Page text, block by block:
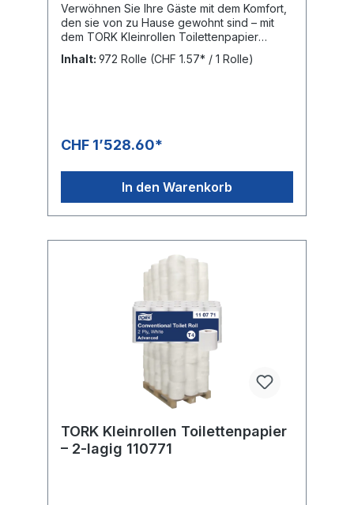
Verwöhnen Sie Ihre Gäste mit dem Komfort,
den sie von zu Hause gewohnt sind – mit
dem TORK Kleinrollen Toilettenpapier
Premium. Dieses Toilettenpapier bietet ein
sehr gutes Preis-Leistungs-Verhältnis für
besonders helles Papier hinterlässt einen
Rollen, Höhe: 1.84 m
Inhalt: 972 Rolle (CHF 1.57* / 1 Rolle)
CHF 1’528.60*
In den Warenkorb
TORK Kleinrollen Toilettenpapier
– 2-lagig 110771